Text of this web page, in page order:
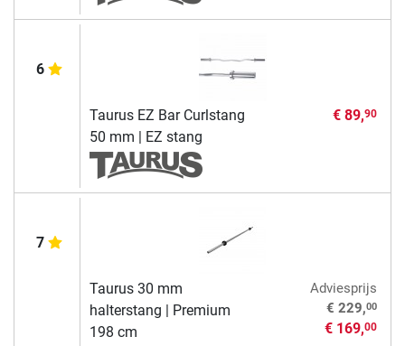
6
Taurus EZ Bar Curlstang
50 mm | EZ stang
€ 89,90
7
Taurus 30 mm
halterstang | Premium
198 cm
Adviesprijs
€ 229,00
€ 169,00